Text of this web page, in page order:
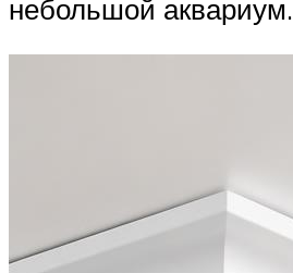
небольшой аквариум.